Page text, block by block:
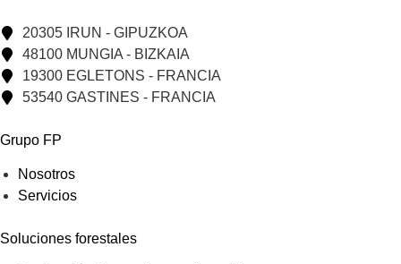
20305 IRUN - GIPUZKOA
48100 MUNGIA - BIZKAIA
19300 EGLETONS - FRANCIA
53540 GASTINES - FRANCIA
Grupo FP
Nosotros
Servicios
Soluciones forestales